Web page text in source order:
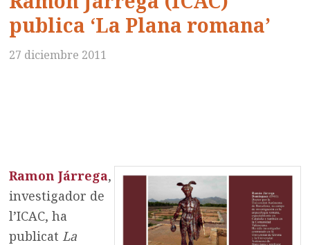
publica ‘La Plana romana’
27 diciembre 2011
Ramon Járrega,
investigador de
l’ICAC, ha
publicatLa